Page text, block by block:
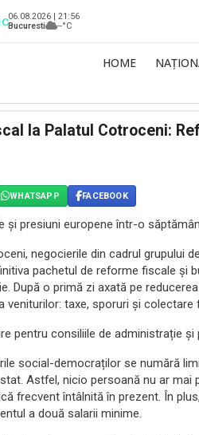
06.08.2026 | 21:56
Bucuresti
--°C
HOME
la Palatul Cotroceni:
WHATSAPP FACEBOOK
și presiuni europene într-o
negocierile din cadrul grupului
pachetul de reforme fiscale și
După o primă zi axată pe
veniturilor: taxe, sporuri și colectare
pentru consiliile de administrație
social-democraților se numără
Astfel, nicio persoană nu ar
frecvent întâlnită în prezent. În
a două salarii minime.